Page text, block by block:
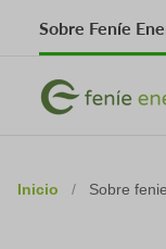
content
Sobre Feníe
ImagenImagen
Inicio / Sobre fenie